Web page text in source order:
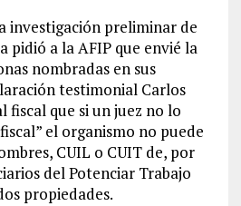
investigación preliminar de
pidió a la AFIP que envié la
nombradas en sus
testimonial Carlos
fiscal que si un juez no lo
el organismo no puede
CUIL o CUIT de, por
del Potenciar Trabajo
propiedades.